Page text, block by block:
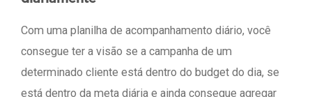
Com uma planilha de acompanhamento diário, você
consegue ter a visão se a campanha de um
determinado cliente está dentro do budget do dia, se
está dentro da meta diária e ainda consegue agregar